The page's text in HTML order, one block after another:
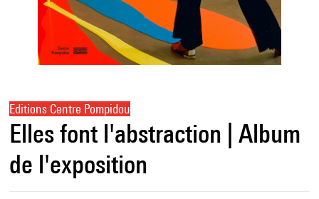
Editions Centre Pompidou
Elles font l'abstraction | Album
de l'exposition